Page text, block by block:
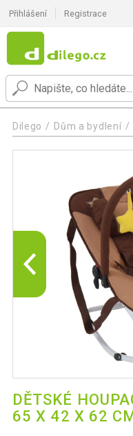
Přihlášení Registrace
Dilego Dům a bydlení
DĚTSKÉ
65 X 42 X 62 CM